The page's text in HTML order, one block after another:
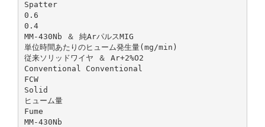
Spatter
0.6
0.4
MM-430Nb ＆ 純ArパルスMIG
単位時間あたりのヒューム発生量(mg/min)
従来ソリッドワイヤ ＆ Ar+2%O2
Conventional Conventional
FCW
Solid
ヒューム量
Fume
MM-430Nb